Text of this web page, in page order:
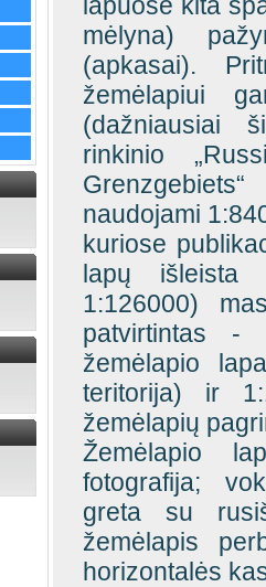
mėlyna)
(apkasai).
žemėlapiui
(dažniausiai
rinkinio
naudojami
kuriose
lapų išleista
1:126000)
patvirtintas -
žemėlapio
teritorija) ir
žemėlapių
Žemėlapio
fotografija;
greta su
žemėlapis
horizontalės